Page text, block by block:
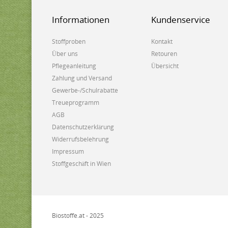
Informationen
Stoffproben
Über uns
Pflegeanleitung
Zahlung und Versand
Gewerbe-/Schulrabatte
Treueprogramm
AGB
Datenschutzerklärung
Widerrufsbelehrung
Impressum
Stoffgeschäft in Wien
Kundenservice
Kontakt
Retouren
Übersicht
Biostoffe.at - 2025